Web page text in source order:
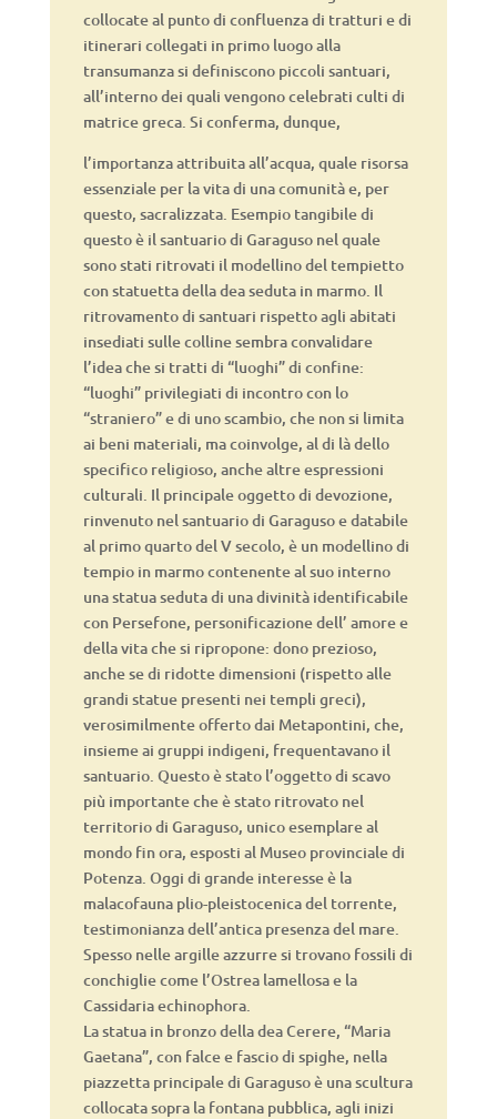
collocate al punto di confluenza di tratturi e di
itinerari collegati in primo luogo alla
transumanza si definiscono piccoli santuari,
all’interno dei quali vengono celebrati culti di
matrice greca. Si conferma, dunque,
l’importanza attribuita all’acqua, quale risorsa
essenziale per la vita di una comunità e, per
questo, sacralizzata. Esempio tangibile di
questo è il santuario di Garaguso nel quale
sono stati ritrovati il modellino del tempietto
con statuetta della dea seduta in marmo. Il
ritrovamento di santuari rispetto agli abitati
insediati sulle colline sembra convalidare
l’idea che si tratti di “luoghi” di confine:
“luoghi” privilegiati di incontro con lo
“straniero” e di uno scambio, che non si limita
ai beni materiali, ma coinvolge, al di là dello
specifico religioso, anche altre espressioni
culturali. Il principale oggetto di devozione,
rinvenuto nel santuario di Garaguso e databile
al primo quarto del V secolo, è un modellino di
tempio in marmo contenente al suo interno
una statua seduta di una divinità identificabile
con Persefone, personificazione dell’ amore e
della vita che si ripropone: dono prezioso,
anche se di ridotte dimensioni (rispetto alle
grandi statue presenti nei templi greci),
verosimilmente offerto dai Metapontini, che,
insieme ai gruppi indigeni, frequentavano il
santuario. Questo è stato l’oggetto di scavo
più importante che è stato ritrovato nel
territorio di Garaguso, unico esemplare al
mondo fin ora, esposti al Museo provinciale di
Potenza. Oggi di grande interesse è la
malacofauna plio-pleistocenica del torrente,
testimonianza dell’antica presenza del mare.
Spesso nelle argille azzurre si trovano fossili di
conchiglie come l’Ostrea lamellosa e la
Cassidaria echinophora.
La statua in bronzo della dea Cerere, “Maria
Gaetana”, con falce e fascio di spighe, nella
piazzetta principale di Garaguso è una scultura
collocata sopra la fontana pubblica, agli inizi